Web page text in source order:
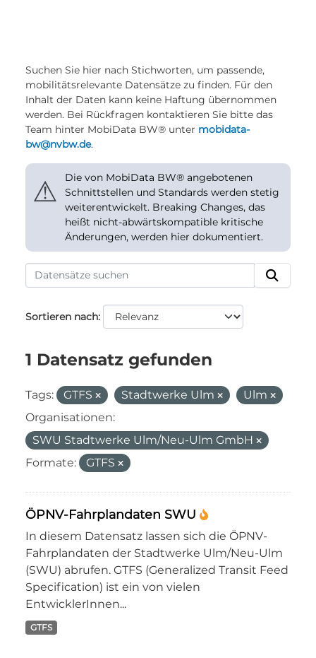
Suchen Sie hier nach Stichworten, um passende,
mobilitätsrelevante Datensätze zu finden. Für den
Inhalt der Daten kann keine Haftung übernommen
werden. Bei Rückfragen kontaktieren Sie bitte das
Team hinter MobiData BW® unter mobidata-
bw@nvbw.de.
⚠
Die von MobiData BW® angebotenen
Schnittstellen und Standards werden stetig
weiterentwickelt. Breaking Changes, das
heißt nicht-abwärtskompatible kritische
Änderungen, werden hier dokumentiert.
Sortieren nach
1 Datensatz gefunden
Tags: GTFS Stadtwerke Ulm
Ulm
Organisationen:
SWU Stadtwerke Ulm/Neu-Ulm GmbH
Formate:
GTFS
ÖPNV-Fahrplandaten SWU
In diesem Datensatz lassen sich die ÖPNV-
Fahrplandaten der Stadtwerke Ulm/Neu-Ulm
(SWU) abrufen. GTFS (Generalized Transit Feed
Specification) ist ein von vielen
EntwicklerInnen...
GTFS